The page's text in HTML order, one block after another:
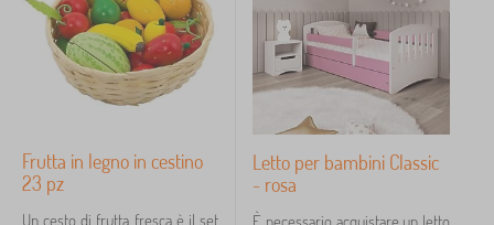
Frutta in legno in cestino
23 pz
Un cesto di frutta fresca è il set
Letto per bambini Classic
- rosa